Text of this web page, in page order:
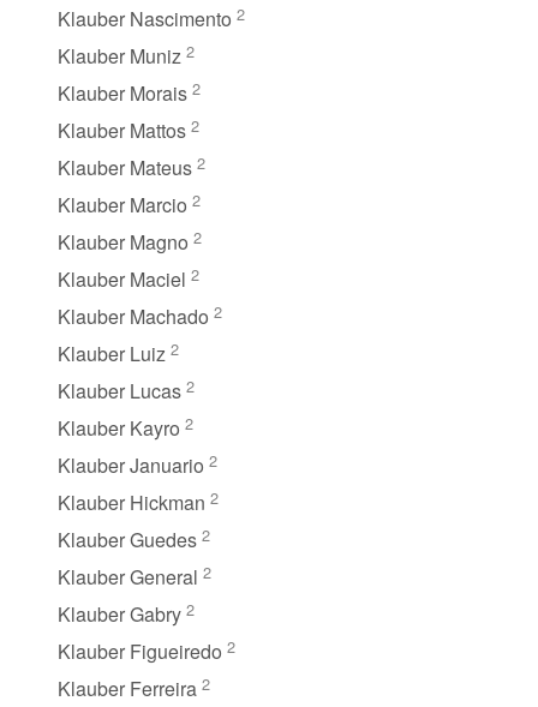
Klauber Nascimento 2
Klauber Muniz 2
Klauber Morais 2
Klauber Mattos 2
Klauber Mateus 2
Klauber Marcio 2
Klauber Magno 2
Klauber Maciel 2
Klauber Machado 2
Klauber Luiz 2
Klauber Lucas 2
Klauber Kayro 2
Klauber Januario 2
Klauber Hickman 2
Klauber Guedes 2
Klauber General 2
Klauber Gabry 2
Klauber Figueiredo 2
Klauber Ferreira 2